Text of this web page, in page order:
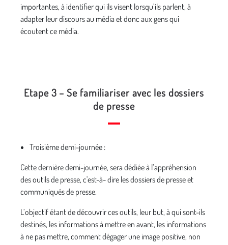
importantes, à identifier qui ils visent lorsqu’ils parlent, à
adapter leur discours au média et donc aux gens qui
écoutent ce média.
Etape 3 – Se familiariser avec les dossiers
de presse
Troisième demi-journée :
Cette dernière demi-journée, sera dédiée à l’appréhension
des outils de presse, c'est-à- dire les dossiers de presse et
communiqués de presse.
L’objectif étant de découvrir ces outils, leur but, à qui sont-ils
destinés, les informations à mettre en avant, les informations
à ne pas mettre, comment dégager une image positive, non